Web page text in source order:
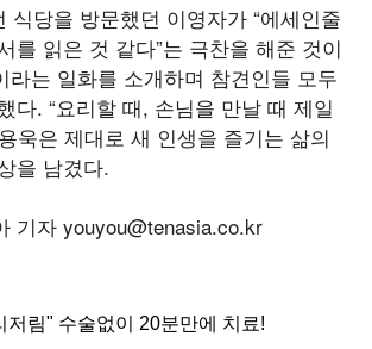
식당을 방문했던 이영자가 “에세인줄
를 읽은 것 같다”는 극찬을 해준 것이
라는 일화를 소개하며 참견인들 모두
다. “요리할 때, 손님을 만날 때 제일
욱은 제대로 새 인생을 즐기는 삶의
을 남겼다.
기자 youyou@tenasia.co.kr